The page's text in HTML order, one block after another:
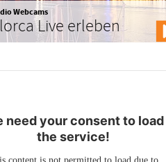
Webcams
Live erleben
need your consent to load
the service!